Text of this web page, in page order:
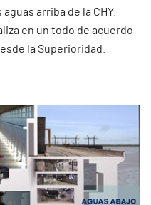
arriba de la CHY.
en un todo de acuerdo
la Superioridad.